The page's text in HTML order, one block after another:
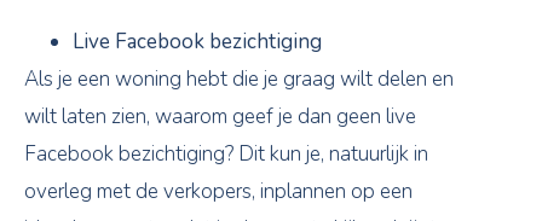
Live Facebook bezichtiging
Als je een woning hebt die je graag wilt delen en
wilt laten zien, waarom geef je dan geen live
Facebook bezichtiging? Dit kun je, natuurlijk in
overleg met de verkopers, inplannen op een